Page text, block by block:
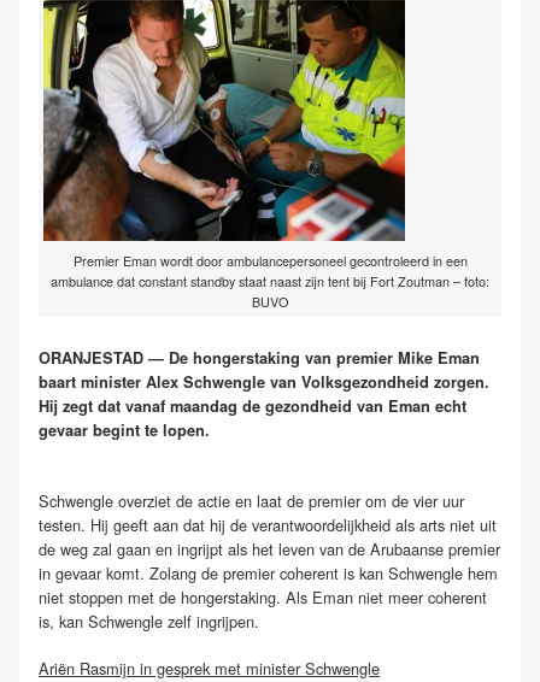
Premier Eman wordt door ambulancepersoneel gecontroleerd in een
ambulance dat constant standby staat naast zijn tent bij Fort Zoutman – foto:
BUVO
ORANJESTAD — De hongerstaking van premier Mike Eman
baart minister Alex Schwengle van Volksgezondheid zorgen.
Hij zegt dat vanaf maandag de gezondheid van Eman echt
gevaar begint te lopen.
Schwengle overziet de actie en laat de premier om de vier uur
testen. Hij geeft aan dat hij de verantwoordelijkheid als arts niet uit
de weg zal gaan en ingrijpt als het leven van de Arubaanse premier
in gevaar komt. Zolang de premier coherent is kan Schwengle hem
niet stoppen met de hongerstaking. Als Eman niet meer coherent
is, kan Schwengle zelf ingrijpen.
Ariën Rasmijn in gesprek met minister Schwengle